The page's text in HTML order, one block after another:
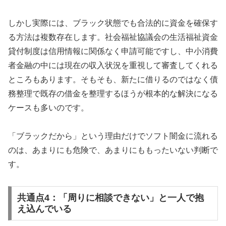
しかし実際には、ブラック状態でも合法的に資金を確保す
る方法は複数存在します。社会福祉協議会の生活福祉資金
貸付制度は信用情報に関係なく申請可能ですし、中小消費
者金融の中には現在の収入状況を重視して審査してくれる
ところもあります。そもそも、新たに借りるのではなく債
務整理で既存の借金を整理するほうが根本的な解決になる
ケースも多いのです。
「ブラックだから」という理由だけでソフト闇金に流れる
のは、あまりにも危険で、あまりにももったいない判断で
す。
共通点4：「周りに相談できない」と一人で抱
え込んでいる